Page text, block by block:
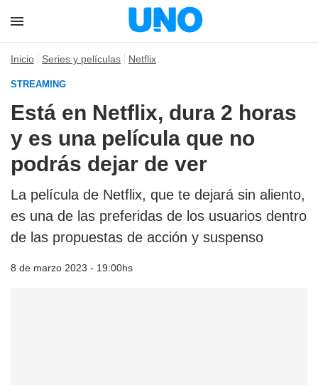
Inicio Series y películas Netflix
STREAMING
Está en Netflix, dura 2 horas
y es una película que no
podrás dejar de ver
La película de Netflix, que te dejará sin aliento,
es una de las preferidas de los usuarios dentro
de las propuestas de acción y suspenso
8 de marzo 2023 - 19:00hs